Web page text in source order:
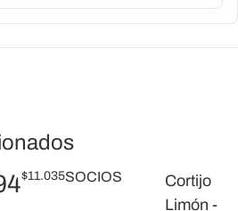
$11.035SOCIOS
Cortijo
Limón -